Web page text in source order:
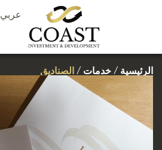
عربي
الرئيسية / خدمات / الصناديق